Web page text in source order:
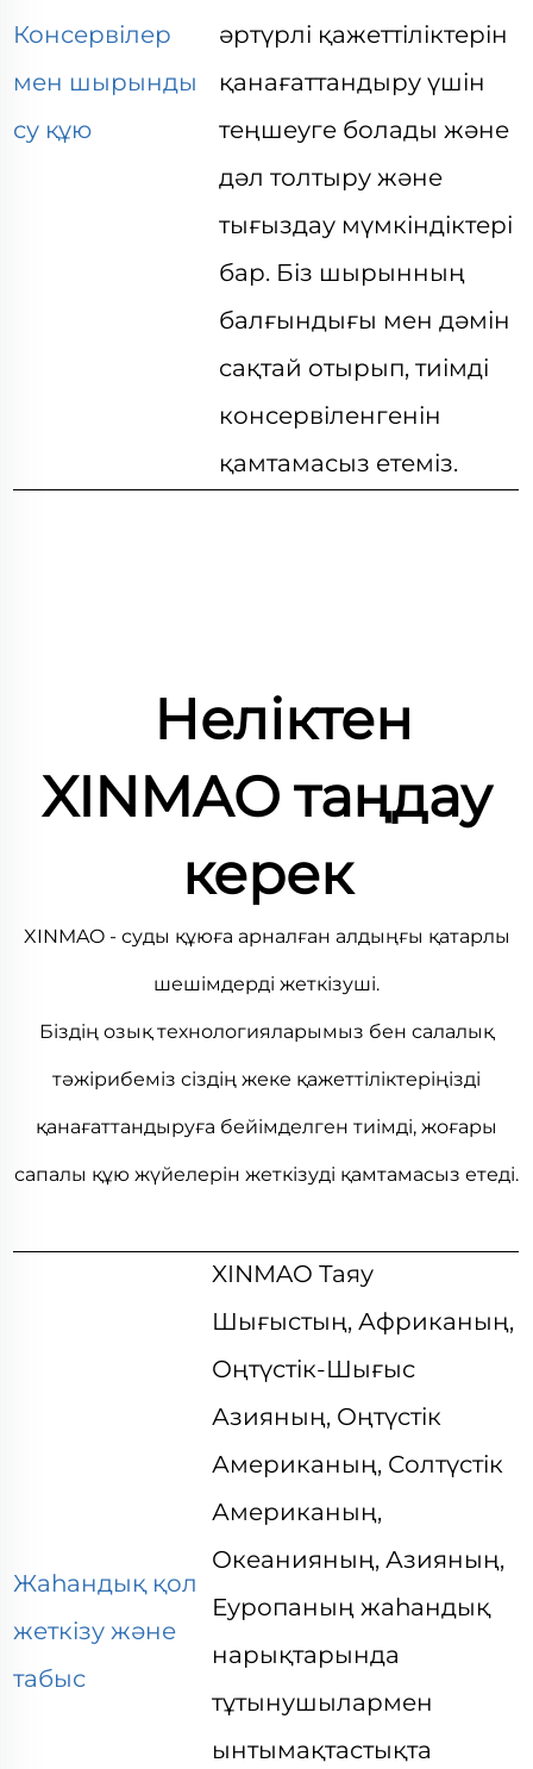
Консервілер
мен шырынды
су құю
әртүрлі қажеттіліктерін
қанағаттандыру үшін
теңшеуге болады және
дәл толтыру және
тығыздау мүмкіндіктері
бар. Біз шырынның
балғындығы мен дәмін
сақтай отырып, тиімді
консервіленгенін
қамтамасыз етеміз.
Неліктен
XINMAO таңдау
керек
XINMAO - суды құюға арналған алдыңғы қатарлы
шешімдерді жеткізуші.
Біздің озық технологияларымыз бен салалық
тәжірибеміз сіздің жеке қажеттіліктеріңізді
қанағаттандыруға бейімделген тиімді, жоғары
сапалы құю жүйелерін жеткізуді қамтамасыз етеді.
Жаһандық қол
жеткізу және
табыс
XINMAO Таяу
Шығыстың, Африканың,
Оңтүстік-Шығыс
Азияның, Оңтүстік
Американың, Солтүстік
Американың,
Океанияның, Азияның,
Еуропаның жаһандық
нарықтарында
тұтынушылармен
ынтымақтастықта